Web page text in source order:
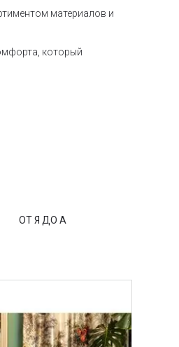
материалов и
который
ОТ Я ДО А